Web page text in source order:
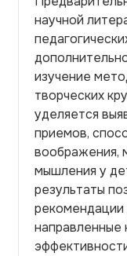
научной
изучение
творческих
уделяется
приемов,
воображения,
мышления у
результаты
рекомендации
направленные